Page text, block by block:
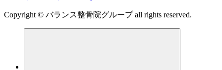
Copyright © バランス整骨院グループ all rights reserved.